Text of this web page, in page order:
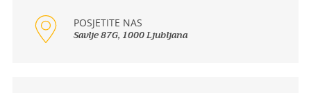
POSJETITE NAS
Savlje 87G, 1000 Ljubljana